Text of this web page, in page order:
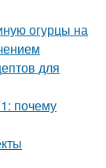
огурцы на
для
почему